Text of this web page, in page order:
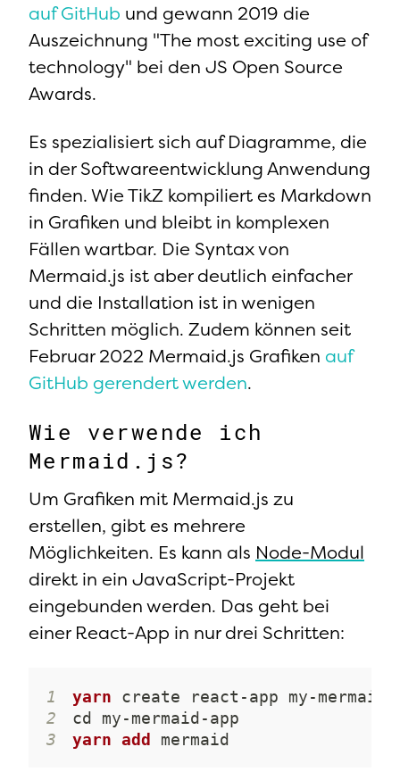
auf GitHub und gewann 2019 die
Auszeichnung "The most exciting use of
technology" bei den JS Open Source
Awards.
Es spezialisiert sich auf Diagramme, die
in der Softwareentwicklung Anwendung
finden. Wie TikZ kompiliert es Markdown
in Grafiken und bleibt in komplexen
Fällen wartbar. Die Syntax von
Mermaid.js ist aber deutlich einfacher
und die Installation ist in wenigen
Schritten möglich. Zudem können seit
Februar 2022 Mermaid.js Grafiken auf
GitHub gerendert werden.
Wie verwende ich
Mermaid.js?
Um Grafiken mit Mermaid.js zu
erstellen, gibt es mehrere
Möglichkeiten. Es kann als Node-Modul
direkt in ein JavaScript-Projekt
eingebunden werden. Das geht bei
einer React-App in nur drei Schritten:
1
yarn
2
cd
3
yarn add mermaid